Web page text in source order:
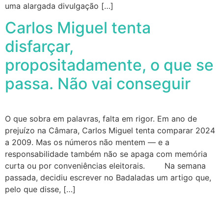
uma alargada divulgação […]
Carlos Miguel tenta
disfarçar,
propositadamente, o que se
passa. Não vai conseguir
O que sobra em palavras, falta em rigor. Em ano de
prejuízo na Câmara, Carlos Miguel tenta comparar 2024
a 2009. Mas os números não mentem — e a
responsabilidade também não se apaga com memória
curta ou por conveniências eleitorais. Na semana
passada, decidiu escrever no Badaladas um artigo que,
pelo que disse, […]